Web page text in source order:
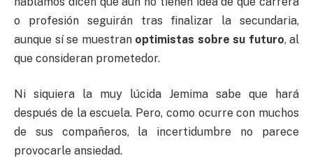
o profesión seguirán tras finalizar la secundaria,
aunque sí se muestran optimistas sobre su futuro, al
que consideran prometedor.
Ni siquiera la muy lúcida Jemima sabe que hará
después de la escuela. Pero, como ocurre con muchos
de sus compañeros, la incertidumbre no parece
provocarle ansiedad.